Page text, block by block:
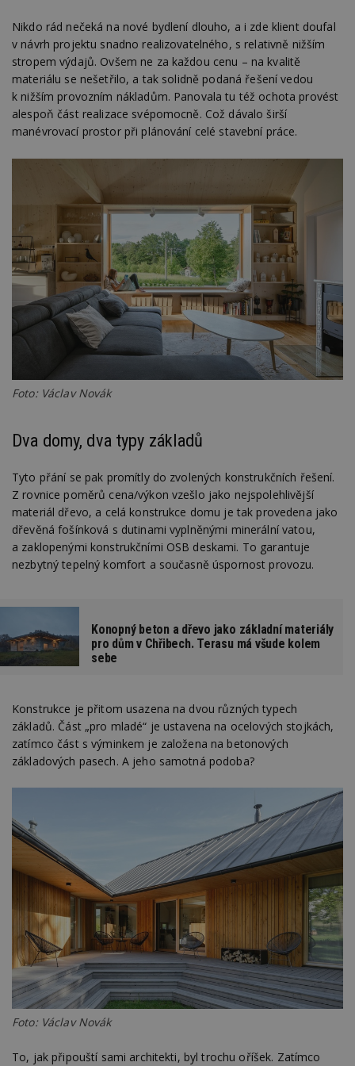
Nikdo rád nečeká na nové bydlení dlouho, a i zde klient doufal
v návrh projektu snadno realizovatelného, s relativně nižším
stropem výdajů. Ovšem ne za každou cenu – na kvalitě
materiálu se nešetřilo, a tak solidně podaná řešení vedou
k nižším provozním nákladům. Panovala tu též ochota provést
alespoň část realizace svépomocně. Což dávalo širší
manévrovací prostor při plánování celé stavební práce.
Foto: Václav Novák
Dva domy, dva typy základů
Tyto přání se pak promítly do zvolených konstrukčních řešení.
Z rovnice poměrů cena/výkon vzešlo jako nejspolehlivější
materiál dřevo, a celá konstrukce domu je tak provedena jako
dřevěná fošínková s dutinami vyplněnými minerální vatou,
a zaklopenými konstrukčními OSB deskami. To garantuje
nezbytný tepelný komfort a současně úspornost provozu.
Konopný beton a dřevo jako základní materiály
pro dům v Chřibech. Terasu má všude kolem
sebe
Konstrukce je přitom usazena na dvou různých typech
základů. Část „pro mladé“ je ustavena na ocelových stojkách,
zatímco část s výminkem je založena na betonových
základových pasech. A jeho samotná podoba?
Foto: Václav Novák
To, jak připouští sami architekti, byl trochu oříšek. Zatímco